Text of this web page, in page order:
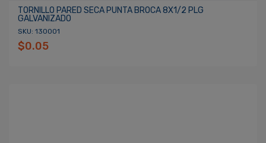
TORNILLO PARED SECA PUNTA BROCA 8X1/2 PLG
GALVANIZADO
SKU: 130001
$0.05